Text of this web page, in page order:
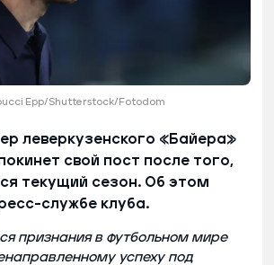
Epp/Shutterstock/Fotodom
леверкузенского «Байера»
свой пост после того,
текущий сезон. Об этом
службе клуба.
признания в футбольном мире
успеху под